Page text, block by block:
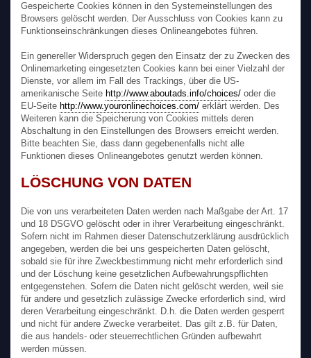
Gespeicherte Cookies können in den Systemeinstellungen des
Browsers gelöscht werden. Der Ausschluss von Cookies kann zu
Funktionseinschränkungen dieses Onlineangebotes führen.
Ein genereller Widerspruch gegen den Einsatz der zu Zwecken des
Onlinemarketing eingesetzten Cookies kann bei einer Vielzahl der
Dienste, vor allem im Fall des Trackings, über die US-
amerikanische Seite http://www.aboutads.info/choices/ oder die
EU-Seite http://www.youronlinechoices.com/ erklärt werden. Des
Weiteren kann die Speicherung von Cookies mittels deren
Abschaltung in den Einstellungen des Browsers erreicht werden.
Bitte beachten Sie, dass dann gegebenenfalls nicht alle
Funktionen dieses Onlineangebotes genutzt werden können.
LÖSCHUNG VON DATEN
Die von uns verarbeiteten Daten werden nach Maßgabe der Art. 17
und 18 DSGVO gelöscht oder in ihrer Verarbeitung eingeschränkt.
Sofern nicht im Rahmen dieser Datenschutzerklärung ausdrücklich
angegeben, werden die bei uns gespeicherten Daten gelöscht,
sobald sie für ihre Zweckbestimmung nicht mehr erforderlich sind
und der Löschung keine gesetzlichen Aufbewahrungspflichten
entgegenstehen. Sofern die Daten nicht gelöscht werden, weil sie
für andere und gesetzlich zulässige Zwecke erforderlich sind, wird
deren Verarbeitung eingeschränkt. D.h. die Daten werden gesperrt
und nicht für andere Zwecke verarbeitet. Das gilt z.B. für Daten,
die aus handels- oder steuerrechtlichen Gründen aufbewahrt
werden müssen.